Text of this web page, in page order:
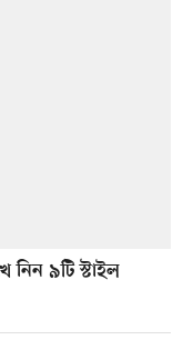
নিন ৯টি স্টাইল